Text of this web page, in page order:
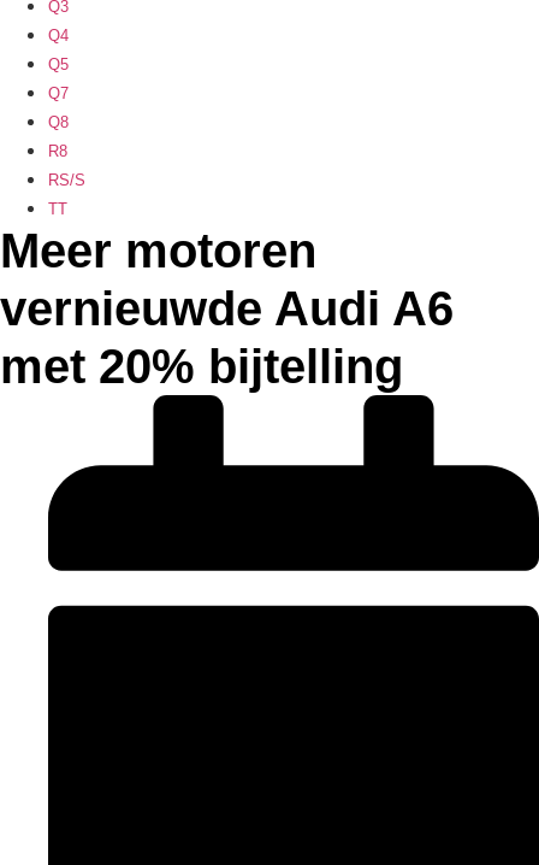
Q3
Q4
Q5
Q7
Q8
R8
RS/S
TT
Meer motoren
vernieuwde Audi A6
met 20% bijtelling